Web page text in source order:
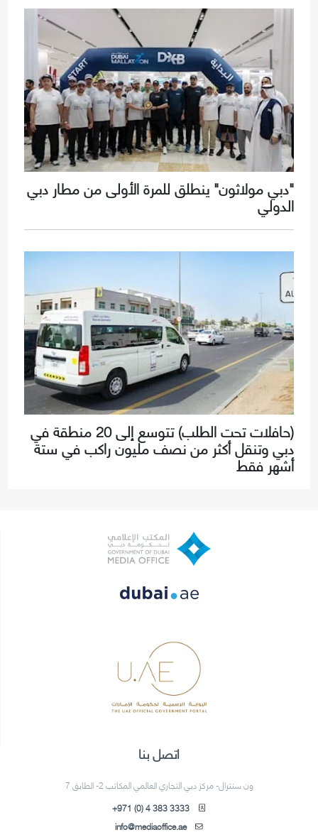
"دبي مولاثون" ينطلق للمرة الأولى من مطار دبي
الدولي
(حافلات تحت الطلب) تتوسع إلى 20 منطقة في
دبي وتنقل أكثر من نصف مليون راكب في ستة
أشهر فقط
اتصل بنا
ون سنترال- مركز دبي التجاري العالمي المكاتب 2- الطابق 7
+971 (0) 4 383 3333
info@mediaoffice.ae